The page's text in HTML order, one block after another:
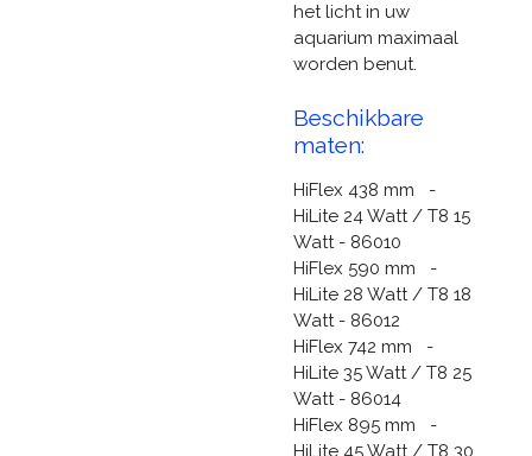
het licht in uw
aquarium maximaal
worden benut.
Beschikbare
maten:
HiFlex 438 mm -
HiLite 24 Watt / T8 15
Watt - 86010
HiFlex 590 mm -
HiLite 28 Watt / T8 18
Watt - 86012
HiFlex 742 mm -
HiLite 35 Watt / T8 25
Watt - 86014
HiFlex 895 mm -
HiLite 45 Watt / T8 30